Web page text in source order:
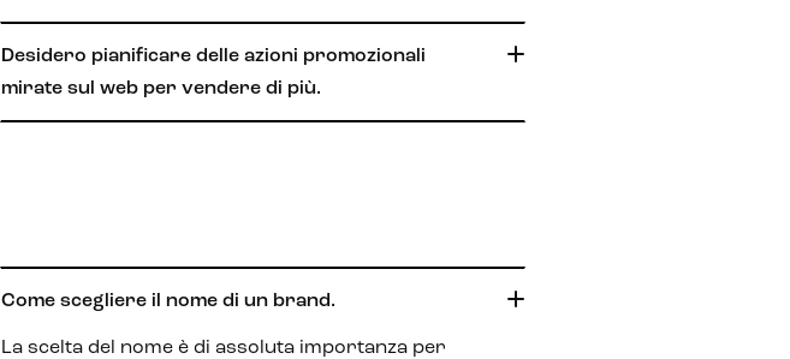
Desidero pianificare delle azioni promozionali
mirate sul web per vendere di più.
Come scegliere il nome di un brand.
La scelta del nome è di assoluta importanza per